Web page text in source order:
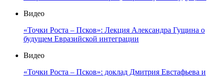
Видео
«Точки Роста – Псков»: Лекция Александра Гущина о
будущем Евразийской интеграции
Видео
«Точки Роста – Псков»: доклад Дмитрия Евстафьева и